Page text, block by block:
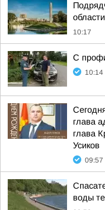
10:17
С
10:14
глава
глава
Усиков
09:57
воды